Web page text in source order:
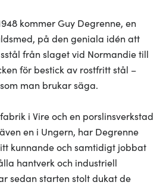
kommer Guy Degrenne, en
på den geniala idén att
från slaget vid Normandie till
för bestick av rostfritt stål –
man brukar säga.
i Vire och en porslinsverkstad
en i Ungern, har Degrenne
kunnande och samtidigt jobbat
hantverk och industriell
sedan starten stolt dukat de